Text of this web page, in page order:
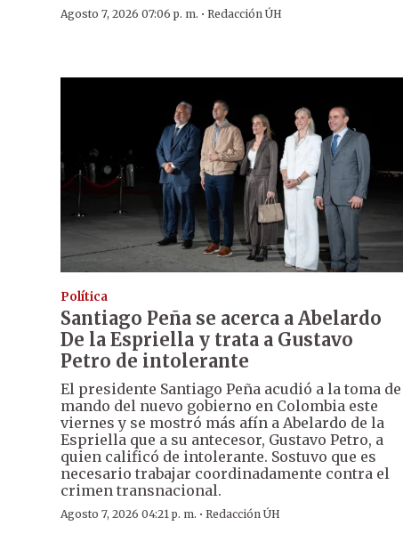
Agosto 7, 2026 07:06 p. m. · Redacción ÚH
Política
Santiago Peña se acerca a Abelardo
De la Espriella y trata a Gustavo
Petro de intolerante
El presidente Santiago Peña acudió a la toma de
mando del nuevo gobierno en Colombia este
viernes y se mostró más afín a Abelardo de la
Espriella que a su antecesor, Gustavo Petro, a
quien calificó de intolerante. Sostuvo que es
necesario trabajar coordinadamente contra el
crimen transnacional.
Agosto 7, 2026 04:21 p. m. · Redacción ÚH